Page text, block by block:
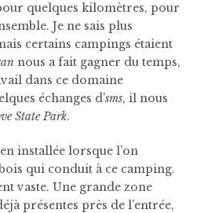
quelques kilomètres, pour
Je ne sais plus
certains campings étaient
nous a fait gagner du temps,
dans ce domaine
échanges d’sms, il nous
State Park.
installée lorsque l’on
qui conduit à ce camping.
vaste. Une grande zone
présentes près de l’entrée,